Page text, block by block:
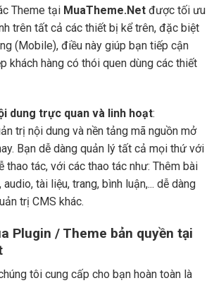
Theme tại MuaTheme.Net được tối ưu
trên tất cả các thiết bị kể trên, đặc biệt
(Mobile), điều này giúp bạn tiếp cận
khách hàng có thói quen dùng các thiết
dung trực quan và linh hoạt:
trị nội dung và nền tảng mã nguồn mở
Bạn dễ dàng quản lý tất cả mọi thứ với
thao tác, với các thao tác như: Thêm bài
tài liệu, trang, bình luận,... dễ dàng
trị CMS khác.
Plugin / Theme bản quyền tại
tôi cung cấp cho bạn hoàn toàn là